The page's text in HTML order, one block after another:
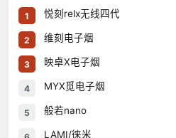
1 悦刻relx无线四代
2 维刻电子烟
3 映卓X电子烟
4 MYX觅电子烟
5 般若nano
LAMI/徕米